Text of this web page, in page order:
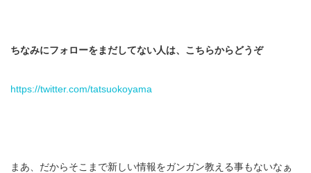
ちなみにフォローをまだしてない人は、こちらからどうぞ
https://twitter.com/tatsuokoyama
まあ、だからそこまで新しい情報をガンガン教える事もないなぁ